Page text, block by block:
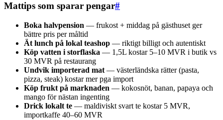
Mattips som sparar pengar#
Boka halvpension — frukost + middag på gästhuset ger
bättre pris per måltid
Ät lunch på lokal teashop — riktigt billigt och autentiskt
Köp vatten i storflaska — 1,5L kostar 5–10 MVR i butik vs
30 MVR på restaurang
Undvik importerad mat — västerländska rätter (pasta,
pizza, steak) kostar mer pga import
Köp frukt på marknaden — kokosnöt, banan, papaya och
mango för nästan ingenting
Drick lokalt te — maldiviskt svart te kostar 5 MVR,
importkaffe 40–60 MVR